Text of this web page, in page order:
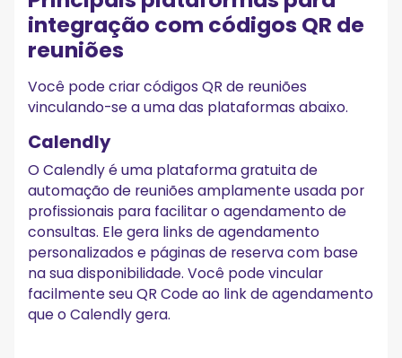
integração com códigos QR de
reuniões
Você pode criar códigos QR de reuniões
vinculando-se a uma das plataformas abaixo.
Calendly
O Calendly é uma plataforma gratuita de
automação de reuniões amplamente usada por
profissionais para facilitar o agendamento de
consultas. Ele gera links de agendamento
personalizados e páginas de reserva com base
na sua disponibilidade. Você pode vincular
facilmente seu QR Code ao link de agendamento
que o Calendly gera.